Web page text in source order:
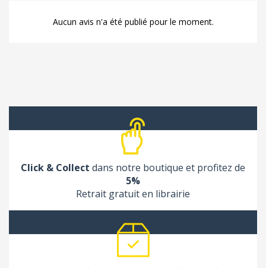
Aucun avis n'a été publié pour le moment.
Click & Collect dans notre boutique et profitez de
5%
Retrait gratuit en librairie